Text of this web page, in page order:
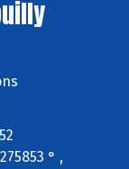
° ,